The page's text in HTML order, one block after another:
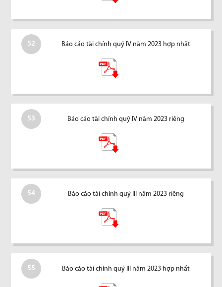
52 Báo cáo tài chính quý IV năm 2023 hợp nhất
53 Báo cáo tài chính quý IV năm 2023 riêng
54 Báo cáo tài chính quý III năm 2023 riêng
55 Báo cáo tài chính quý III năm 2023 hợp nhất